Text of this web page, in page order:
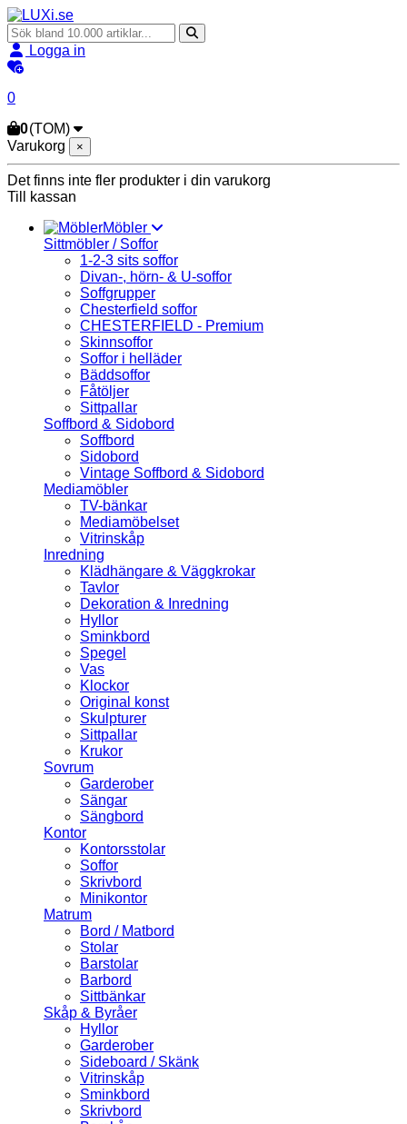
Logga in
0
0(TOM)
Varukorg
×
Det finns inte fler produkter i din varukorg
Till kassan
Möbler
Sittmöbler / Soffor
1-2-3 sits soffor
Divan-, hörn- & U-soffor
Soffgrupper
Chesterfield soffor
CHESTERFIELD - Premium
Skinnsoffor
Soffor i helläder
Bäddsoffor
Fåtöljer
Sittpallar
Soffbord & Sidobord
Soffbord
Sidobord
Vintage Soffbord & Sidobord
Mediamöbler
TV-bänkar
Mediamöbelset
Vitrinskåp
Inredning
Klädhängare & Väggkrokar
Tavlor
Dekoration & Inredning
Hyllor
Sminkbord
Spegel
Vas
Klockor
Original konst
Skulpturer
Sittpallar
Krukor
Sovrum
Garderober
Sängar
Sängbord
Kontor
Kontorsstolar
Soffor
Skrivbord
Minikontor
Matrum
Bord / Matbord
Stolar
Barstolar
Barbord
Sittbänkar
Skåp & Byråer
Hyllor
Garderober
Sideboard / Skänk
Vitrinskåp
Sminkbord
Skrivbord